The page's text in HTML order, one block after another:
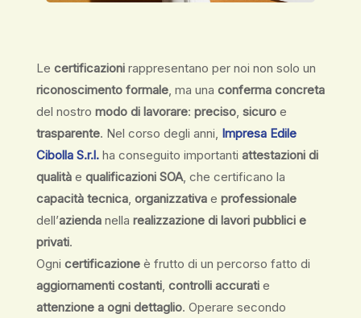
Le certificazioni rappresentano per noi non solo un
riconoscimento formale, ma una conferma concreta
del nostro modo di lavorare: preciso, sicuro e
trasparente. Nel corso degli anni, Impresa Edile
Cibolla S.r.l. ha conseguito importanti attestazioni di
qualità e qualificazioni SOA, che certificano la
capacità tecnica, organizzativa e professionale
dell’azienda nella realizzazione di lavori pubblici e
privati.
Ogni certificazione è frutto di un percorso fatto di
aggiornamenti costanti, controlli accurati e
attenzione a ogni dettaglio. Operare secondo